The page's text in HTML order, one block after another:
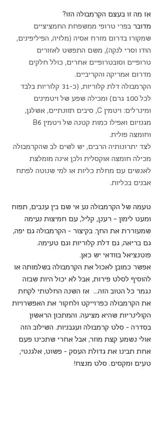
אז מה זו בעצם הקרמבולה הזו?
מדובר בפרי טרופי ממשפחת החמציציים
שמקורו בדרום מזרח אסיה (מלזיה, הפיליפינים,
הודו וסרי לנקה), משם התפשט לאזורים
טרופיים וסובטרופיים אחרים, כולל חלקים
מדרום אמריקה והקריביים.
הקרמבולה דלת קלוריות, (כ-31 קלוריות בלבד
לכל 100 גרם) ומכילה שפע של ויטמינים
ומינרלים: ויטמין C, סיבים תזונתיים, אשלגן,
וחומצה פולית.
לצד יתרונותיה הרבים, יש לשים לב שהקרמבולה
מכילה חומצה אוקסלית ולכן אינה מומלצת
לאנשים עם מחלת כליות או למי שנוטה לפתח
אבנים בכליות.
טעמה של הקרמבולה נע אי שם בין ענבים, תפוח
ומעט לימון — רענן, קליל, עם חמיצות נעימה
שמעוררת את החך. בקיצור - הקרמבולה גם יפה,
גם בריאה, גם דלת קלוריות וגם טעימה.
פוטנציאל בוודאי יש כאן.
אפשר כמובן לאכול את הקרמבולה בשלמותה או
להוסיף לסלט פירות, אבל לא יכול היות שבזה
נגמר כל הטוב הזה...  אז השנה החלטתי לקחת
את הקרמבולה כפרוייקט ולחקור את האפשרויות
הקולינריות שהיא מציעה. והמתכון הראשון
בסדרה - סלט קרמבולה ועגבניות. השילוב הזה
אולי נשמע קצת מוזר, אבל אחרי שתכינו פעם
אחת תבינו את גדולת העסק - פשוט, אלגנטי,
טעים ומקסים. סלט מנצח!